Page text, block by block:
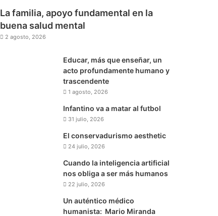
La familia, apoyo fundamental en la
buena salud mental
2 agosto, 2026
Educar, más que enseñar, un
acto profundamente humano y
trascendente
1 agosto, 2026
Infantino va a matar al futbol
31 julio, 2026
El conservadurismo aesthetic
24 julio, 2026
Cuando la inteligencia artificial
nos obliga a ser más humanos
22 julio, 2026
Un auténtico médico
humanista: Mario Miranda